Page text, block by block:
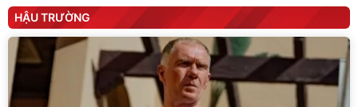
HẬU TRƯỜNG